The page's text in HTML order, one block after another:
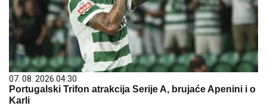
07. 08. 2026 04:30
Portugalski Trifon atrakcija Serije A, brujaće Apenini i o
Karli